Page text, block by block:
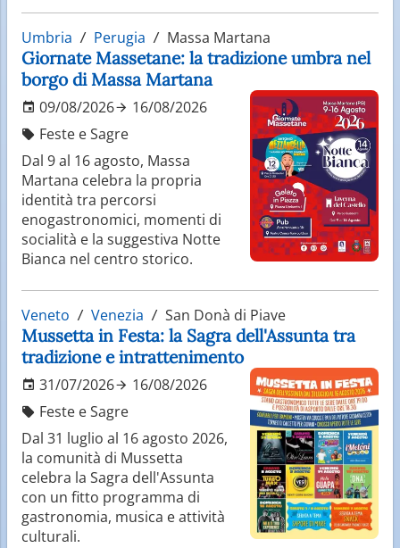
Umbria Perugia Massa Martana
Giornate Massetane: la tradizione umbra nel
borgo di Massa Martana
09/08/2026
16/08/2026
Feste e Sagre
Dal 9 al 16 agosto, Massa
Martana celebra la propria
identità tra percorsi
enogastronomici, momenti di
socialità e la suggestiva Notte
Bianca nel centro storico.
Veneto Venezia San Donà di Piave
Mussetta in Festa: la Sagra dell'Assunta tra
tradizione e intrattenimento
31/07/2026
16/08/2026
Feste e Sagre
Dal 31 luglio al 16 agosto 2026,
la comunità di Mussetta
celebra la Sagra dell'Assunta
con un fitto programma di
gastronomia, musica e attività
culturali.